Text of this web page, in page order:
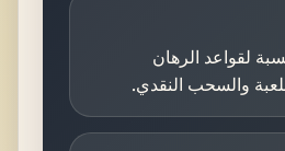
لقواعد الرهان
والسحب النقدي.